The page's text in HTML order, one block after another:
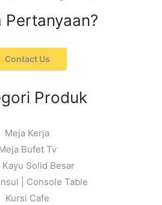
Pertanyaan?
Contact Us
Produk
Meja Kerja
Bufet Tv
Kayu Solid Besar
| Console Table
Kursi Cafe